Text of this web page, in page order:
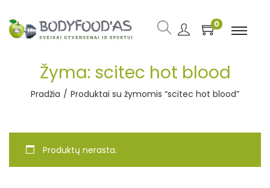
0
Žyma: scitec hot blood
Pradžia / Produktai su žymomis “scitec hot blood”
Produktų nerasta.